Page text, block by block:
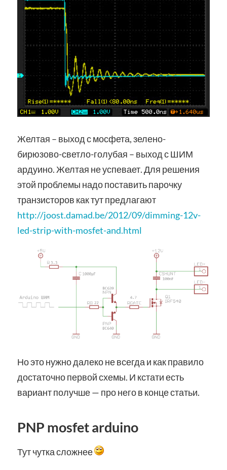
Желтая – выход с мосфета, зелено-
бирюзово-светло-голубая – выход с ШИМ
ардуино. Желтая не успевает. Для решения
этой проблемы надо поставить парочку
транзисторов как тут предлагают
http://joost.damad.be/2012/09/dimming-12v-
led-strip-with-mosfet-and.html
Но это нужно далеко не всегда и как правило
достаточно первой схемы. И кстати есть
вариант получше — про него в конце статьи.
PNP mosfet arduino
Тут чутка сложнее